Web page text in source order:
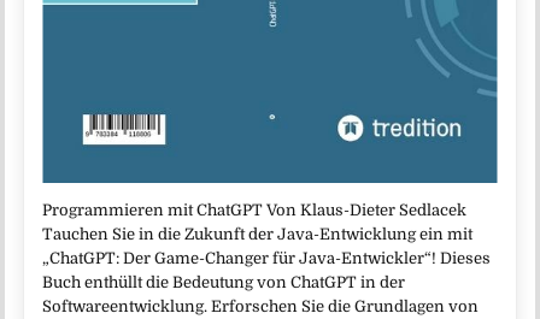
Programmieren mit ChatGPT Von Klaus-Dieter Sedlacek
Tauchen Sie in die Zukunft der Java-Entwicklung ein mit
„ChatGPT: Der Game-Changer für Java-Entwickler“! Dieses
Buch enthüllt die Bedeutung von ChatGPT in der
Softwareentwicklung. Erforschen Sie die Grundlagen von